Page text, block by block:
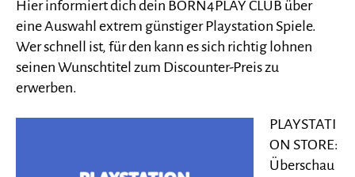
Hier informiert dich dein BORN4PLAY CLUB über
eine Auswahl extrem günstiger Playstation Spiele.
Wer schnell ist, für den kann es sich richtig lohnen
seinen Wunschtitel zum Discounter-Preis zu
erwerben.
PLAYSTATI
ON STORE:
Überschau